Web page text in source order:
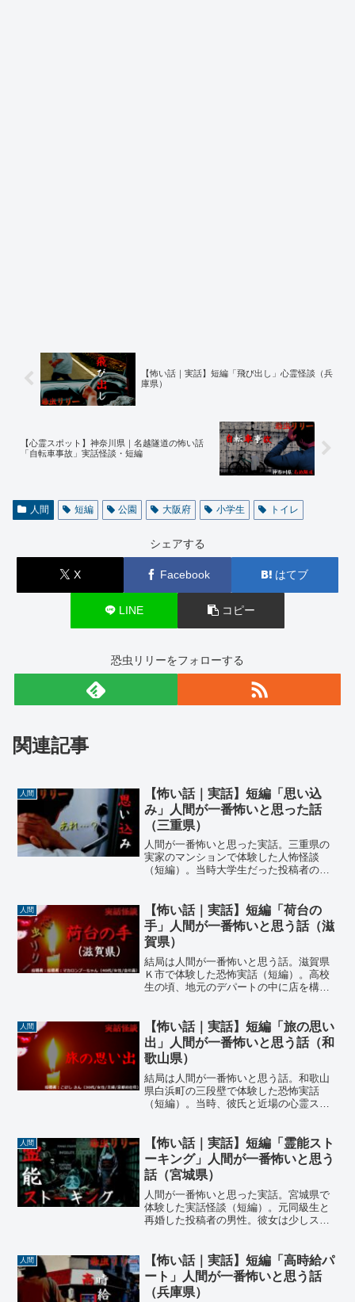
【怖い話｜実話】短編「飛び出し」心霊怪談（兵
庫県）
【心霊スポット】神奈川県｜名越隧道の怖い話
「自転車事故」実話怪談・短編
人間 短編 公園 大阪府 小学生 トイレ
シェアする
X Facebook はてブ
LINE コピー
恐虫リリーをフォローする
関連記事
人間
【怖い話｜実話】短編「思い込
み」人間が一番怖いと思った話
（三重県）
人間が一番怖いと思った実話。三重県の
実家のマンションで体験した人怖怪談
（短編）。当時大学生だった投稿者の男
ていた。すると、深夜にも関わらず家の
インターホンが…
人間
【怖い話｜実話】短編「荷台の
手」人間が一番怖いと思う話（滋
賀県）
結局は人間が一番怖いと思う話。滋賀県
Ｋ市で体験した恐怖実話（短編）。高校
生の頃、地元のデパートの中に店を構え
から「年上の知り合いとかいる？」と全
く意図が分からない質問を受けたのだ
が…
人間
【怖い話｜実話】短編「旅の思い
出」人間が一番怖いと思う話（和
歌山県）
結局は人間が一番怖いと思う話。和歌山
県白浜町の三段壁で体験した恐怖実話
（短編）。当時、彼氏と近場の心霊スポ
も起きずに不満が残るまま、次に和歌山
県の三段壁を訪ねた時、カップ酒を煽る
老人に話しかけられ…
人間
【怖い話｜実話】短編「霊能スト
ーキング」人間が一番怖いと思う
話（宮城県）
人間が一番怖いと思った実話。宮城県で
体験した実話怪談（短編）。元同級生と
再婚した投稿者の男性。彼女は少しスピ
た。しかし、彼女が職場でのトラブルで
心を患ってからというもの…
人間
【怖い話｜実話】短編「高時給パ
ート」人間が一番怖いと思う話
（兵庫県）